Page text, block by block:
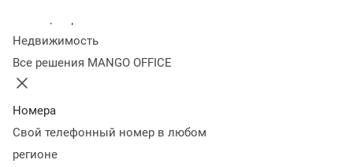
Недвижимость
Все решения MANGO OFFICE
Номера
Свой телефонный номер в любом
регионе
спрос
← Журнал
увеличить объем продаж? Что побуждает клиентов к
покупке? Изучите факторы спроса, чтобы найти ответы
на подобные вопросы и правильно выстроить стратегию